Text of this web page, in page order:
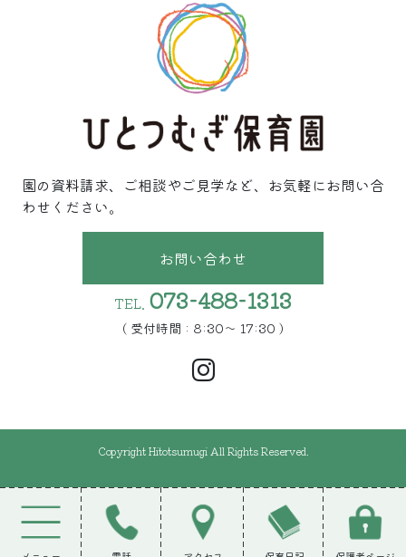
園の資料請求、ご相談やご見学など、お気軽にお問い合
わせください。
お問い合わせ
TEL. 073-488-1313
( 受付時間 : 8:30〜 17:30 )
Copyright Hitotsumugi All Rights Reserved.